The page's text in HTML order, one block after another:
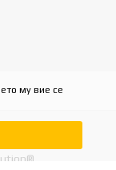
му вие се